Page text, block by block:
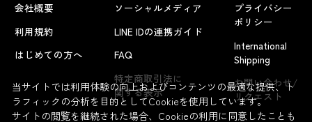
会社概要
利用規約
はじめての方へ
ソーシャルメディア
LINE IDの連携ガイド
FAQ
特定商取引法に
関する表示
プライバシー
ポリシー
International
Shipping
お問い合わせ/
リクエスト
当サイトでは利用体験の向上およびコンテンツの最適な提供、ト
ラフィックの分析を目的としてCookieを使用しています。
サイトの閲覧を継続された場合、Cookieの利用に同意したことも